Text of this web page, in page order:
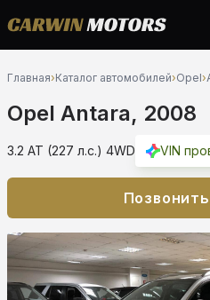
Главная›Каталог автомобилей›Opel›
Opel Antara, 2008
3.2 AT (227 л.с.) 4WD VIN